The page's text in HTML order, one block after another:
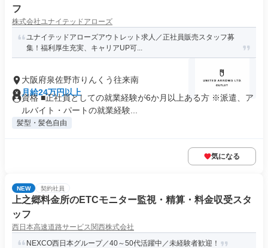
フ
株式会社ユナイテッドアローズ
ユナイテッドアローズアウトレット求人／正社員販売スタッフ募
集！福利厚生充実、キャリアUP可...
大阪府泉佐野市りんくう往来南
月給24万円以上
資格 ■正社員としての就業経験が6か月以上ある方 ※派遣、ア
ルバイト・パートの就業経験...
髪型・髪色自由
気になる
NEW 契約社員
上之郷料金所のETCモニター監視・精算・料金収受スタ
ッフ
西日本高速道路サービス関西株式会社
NEXCO西日本グループ／40～50代活躍中／未経験者歓迎！